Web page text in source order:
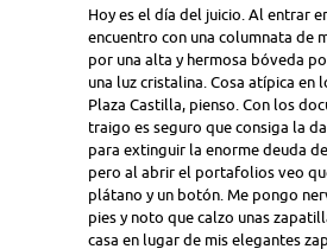
Hoy es el día del juicio. Al entrar
encuentro con una columnata de
por una alta y hermosa bóveda
una luz cristalina. Cosa atípica en
Plaza Castilla, pienso. Con los
traigo es seguro que consiga la
para extinguir la enorme deuda
pero al abrir el portafolios veo
plátano y un botón. Me pongo
pies y noto que calzo unas
casa en lugar de mis elegantes